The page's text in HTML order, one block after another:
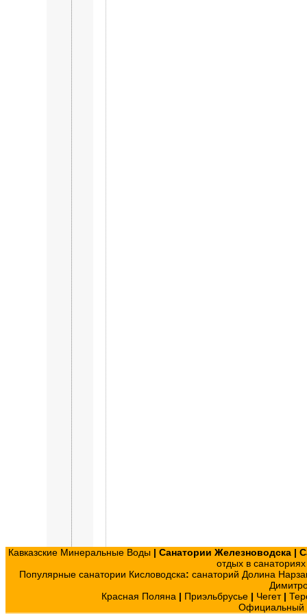
Кавказские Минеральные Воды | Санатории Железноводска |
отдых в
Популярные санатории Кисловодска: санаторий Долина
Красная Поляна | Приэльбрусье| Чегет|
Официальный